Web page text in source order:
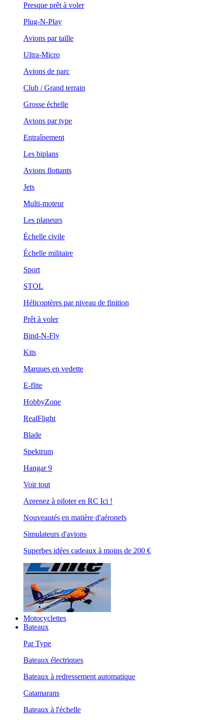
Presque prêt à voler
Plug-N-Play
Avions par taille
Ultra-Micro
Avions de parc
Club / Grand terrain
Grosse échelle
Avions par type
Entraînement
Les biplans
Avions flottants
Jets
Multi-moteur
Les planeurs
Échelle civile
Échelle militaire
Sport
STOL
Hélicoptères par niveau de finition
Prêt à voler
Bind-N-Fly
Kits
Marques en vedette
E-flite
HobbyZone
RealFlight
Blade
Spektrum
Hangar 9
Voir tout
Aprenez à piloter en RC Ici !
Nouveautés en matière d'aéronefs
Simulateurs d'avions
Superbes idées cadeaux à moins de 200 €
Motocyclettes
Bateaux
Par Type
Bateaux électriques
Bateaux à redressement automatique
Catamarans
Bateaux à l'échelle